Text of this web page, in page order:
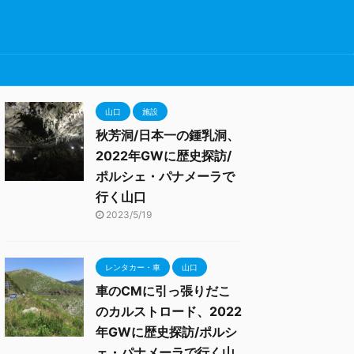
山口 施設
秋芳洞/日本一の鍾乳洞、
2022年GWに歴史探訪/
ポルシェ・パナメーラで
行く山口
2023/5/19
レンタカー・車 山口
車のCMに引っ張りだこ
のカルストロード、2022
年GWに歴史探訪/ポルシ